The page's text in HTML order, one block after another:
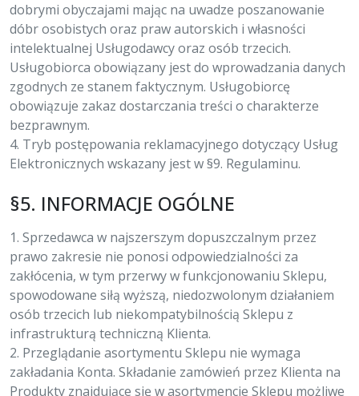
dobrymi obyczajami mając na uwadze poszanowanie
dóbr osobistych oraz praw autorskich i własności
intelektualnej Usługodawcy oraz osób trzecich.
Usługobiorca obowiązany jest do wprowadzania danych
zgodnych ze stanem faktycznym. Usługobiorcę
obowiązuje zakaz dostarczania treści o charakterze
bezprawnym.
4. Tryb postępowania reklamacyjnego dotyczący Usług
Elektronicznych wskazany jest w §9. Regulaminu.
§5. INFORMACJE OGÓLNE
1. Sprzedawca w najszerszym dopuszczalnym przez
prawo zakresie nie ponosi odpowiedzialności za
zakłócenia, w tym przerwy w funkcjonowaniu Sklepu,
spowodowane siłą wyższą, niedozwolonym działaniem
osób trzecich lub niekompatybilnością Sklepu z
infrastrukturą techniczną Klienta.
2. Przeglądanie asortymentu Sklepu nie wymaga
zakładania Konta. Składanie zamówień przez Klienta na
Produkty znajdujące się w asortymencie Sklepu możliwe